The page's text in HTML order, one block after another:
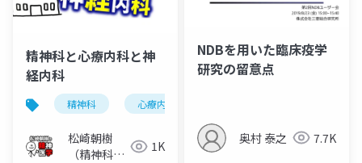
精神科と心療内科と神
経内科
精神科 心療内科
松崎朝樹
（精神科
1K
NDBを⽤いた臨床疫学
研究の留意点
奥村 泰之 7.7K